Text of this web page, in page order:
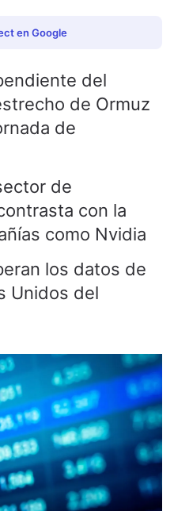
en Google
del
de Ormuz
de
de
con la
como Nvidia
los datos de
Unidos del